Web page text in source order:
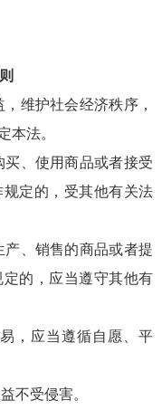
维护社会经济秩序，
本法。
、使用商品或者接受
定的，受其他有关法
、销售的商品或者提
的，应当遵守其他有
，应当遵循自愿、平
不受侵害。